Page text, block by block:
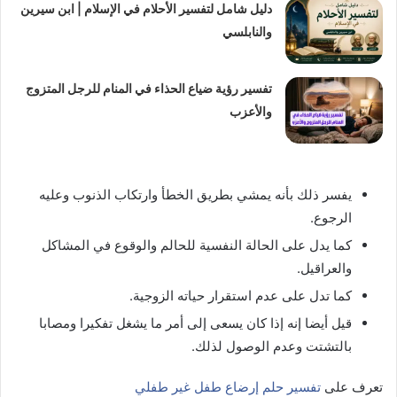
دليل شامل لتفسير الأحلام في الإسلام | ابن سيرين
والنابلسي
تفسير رؤية ضياع الحذاء في المنام للرجل المتزوج
والأعزب
يفسر ذلك بأنه يمشي بطريق الخطأ وارتكاب الذنوب وعليه
الرجوع.
كما يدل على الحالة النفسية للحالم والوقوع في المشاكل
والعراقيل.
كما تدل على عدم استقرار حياته الزوجية.
قيل أيضا إنه إذا كان يسعى إلى أمر ما يشغل تفكيرا ومصابا
بالتشتت وعدم الوصول لذلك.
تعرف على تفسير حلم إرضاع طفل غير طفلي